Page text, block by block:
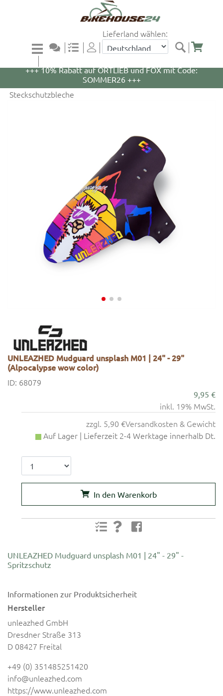
Lieferland wählen:
+++ 5% Rabatt auf WOOM Bikes und Zubehör mit
+++ 10% Rabatt auf ORTLIEB und FOX mit Code:
SOMMER26 +++
Steckschutzbleche
UNLEAZHED Mudguard unsplash M01 | 24" - 29"
(Alpocalypse wow color)
ID: 68079
9,95 €
inkl. 19% MwSt.
zzgl. 5,90 €Versandkosten & Gewicht
Auf Lager | Lieferzeit 2-4 Werktage innerhalb Dt.
In den Warenkorb
UNLEAZHED Mudguard unsplash M01 | 24" - 29" -
Spritzschutz
Informationen zur Produktsicherheit
Hersteller
unleazhed GmbH
Dresdner Straße 313
D 08427 Freital
+49 (0) 351485251420
info@unleazhed.com
https://www.unleazhed.com